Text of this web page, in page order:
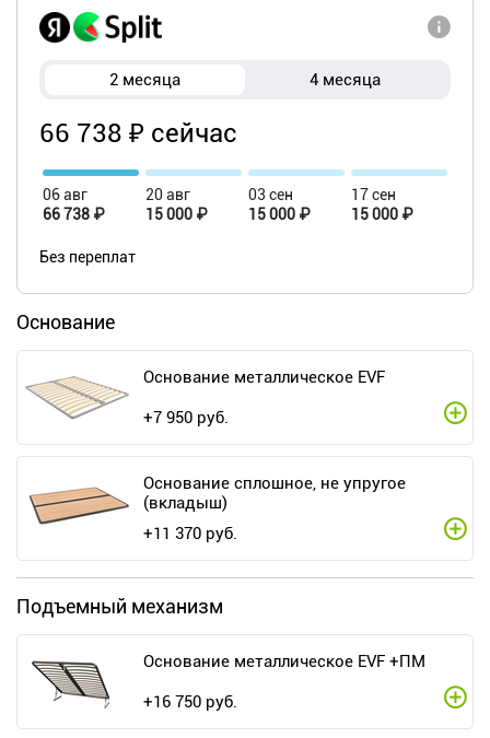
2 месяца 4 месяца
66 738 ₽ сейчас
06 авг
66 738 ₽
20 авг
15 000 ₽
03 сен
15 000 ₽
17 сен
15 000 ₽
Без переплат
Основание
Основание металлическое EVF
+7 950 руб.
Основание сплошное, не упругое
(вкладыш)
+11 370 руб.
Подъемный механизм
Основание металлическое EVF +ПМ
+16 750 руб.